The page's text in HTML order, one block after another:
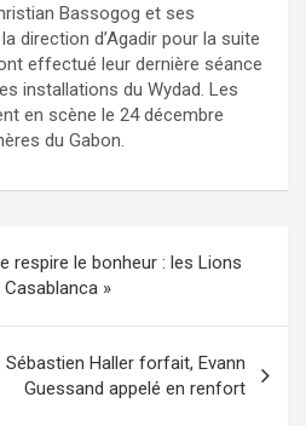
Bassogog et ses
direction d’Agadir pour la suite
effectué leur dernière séance
installations du Wydad. Les
en scène le 24 décembre
du Gabon.
respire le bonheur : les Lions
»
Haller forfait, Evann
Guessand appelé en renfort